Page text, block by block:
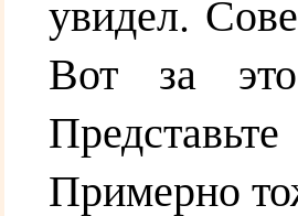
увидел.
Вот за
Примерно